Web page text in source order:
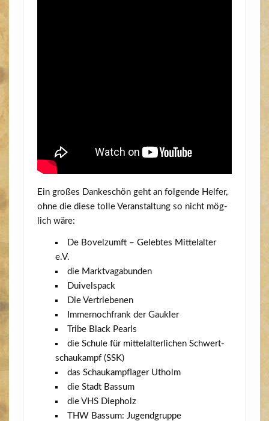
Ein gro­ßes Dan­ke­schön geht an fol­gen­de Hel­fer,
ohne die die­se tol­le Ver­an­stal­tung so nicht mög­
lich wäre:
De Bovelzumft – Geleb­tes Mit­tel­al­ter
e.V.
die Markt­va­ga­bun­den
Dui­vels­pack
Die Ver­trie­be­nen
Immer­noch­frank der Gaukler
Tri­be Black Pearls
die Schu­le für mit­tel­al­ter­li­chen Schwert­
schau­kampf (SSK)
das Schau­kampf­la­ger Utholm
die Stadt Bassum
die VHS Diepholz
THW Bas­sum: Jugendgruppe